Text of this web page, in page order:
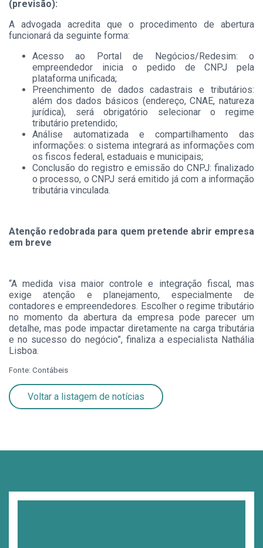
(previsão):
A advogada acredita que o procedimento de abertura
funcionará da seguinte forma:
Acesso ao Portal de Negócios/Redesim: o
empreendedor inicia o pedido de CNPJ pela
plataforma unificada;
Preenchimento de dados cadastrais e tributários:
além dos dados básicos (endereço, CNAE, natureza
jurídica), será obrigatório selecionar o regime
tributário pretendido;
Análise automatizada e compartilhamento das
informações: o sistema integrará as informações com
os fiscos federal, estaduais e municipais;
Conclusão do registro e emissão do CNPJ: finalizado
o processo, o CNPJ será emitido já com a informação
tributária vinculada.
Atenção redobrada para quem pretende abrir empresa
em breve
“A medida visa maior controle e integração fiscal, mas
exige atenção e planejamento, especialmente de
contadores e empreendedores. Escolher o regime tributário
no momento da abertura da empresa pode parecer um
detalhe, mas pode impactar diretamente na carga tributária
e no sucesso do negócio”, finaliza a especialista Nathália
Lisboa.
Fonte: Contábeis
Voltar a listagem de notícias